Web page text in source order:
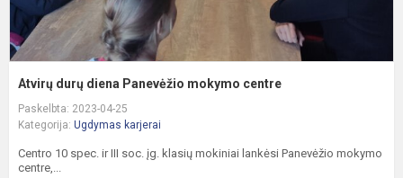
Atvirų durų diena Panevėžio mokymo centre
Paskelbta: 2023-04-25
Kategorija: Ugdymas karjerai
Centro 10 spec. ir III soc. įg. klasių mokiniai lankėsi Panevėžio mokymo
centre,...